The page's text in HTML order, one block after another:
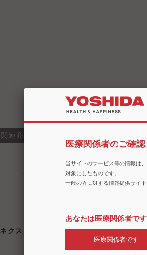
関連商品・類似商品
ネクストビジョン プラス
医療関係者のご確認
当サイトのサービス等の情報は
対象にしたものです。
一般の方に対する情報提供サイト
あなたは医療関係者です
医療関係者です